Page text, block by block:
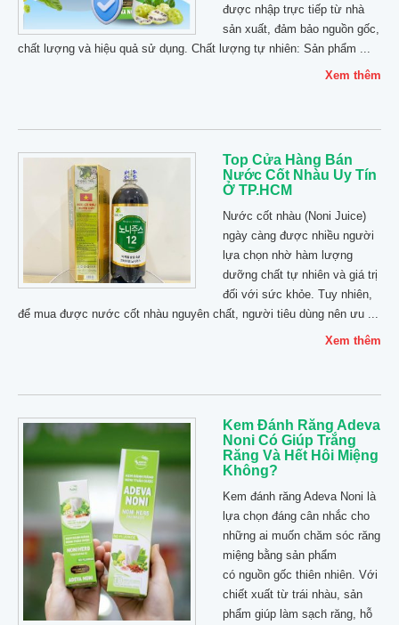
được nhập trực tiếp từ nhà
sản xuất, đảm bảo nguồn gốc,
chất lượng và hiệu quả sử dụng. Chất lượng tự nhiên: Sản phẩm ...
Xem thêm
Top Cửa Hàng Bán
Nước Cốt Nhàu Uy Tín
Ở TP.HCM
Nước cốt nhàu (Noni Juice)
ngày càng được nhiều người
lựa chọn nhờ hàm lượng
dưỡng chất tự nhiên và giá trị
đối với sức khỏe. Tuy nhiên,
để mua được nước cốt nhàu nguyên chất, người tiêu dùng nên ưu ...
Xem thêm
Kem Đánh Răng Adeva
Noni Có Giúp Trắng
Răng Và Hết Hôi Miệng
Không?
Kem đánh răng Adeva Noni là
lựa chọn đáng cân nhắc cho
những ai muốn chăm sóc răng
miệng bằng sản phẩm
có nguồn gốc thiên nhiên. Với
chiết xuất từ trái nhàu, sản
phẩm giúp làm sạch răng, hỗ